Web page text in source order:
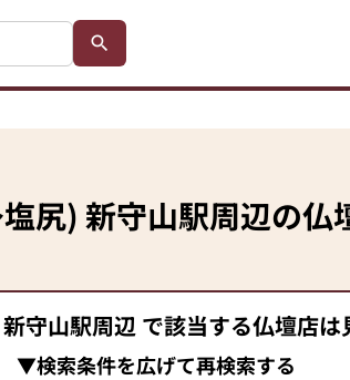
尻) 新守山駅周辺の仏
新守山駅周辺 で該当する仏壇店は
▼検索条件を広げて再検索する